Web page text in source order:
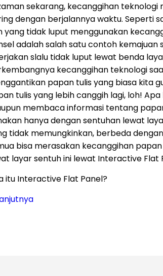
sekarang, kecanggihan
dengan berjalannya waktu. Seperti
yang tidak luput menggunakan
adalah salah satu contoh kemajuan
slalu tidak luput lewat benda
kecanggihan teknologi
papan tulis yang biasa kita
tulis yang lebih canggih lagi, loh!
membaca informasi tentang
hanya dengan sentuhan lewat
tidak memungkinkan, berbeda
bisa merasakan kecanggihan
layar sentuh ini lewat Interactive Flat
itu Interactive Flat Panel?